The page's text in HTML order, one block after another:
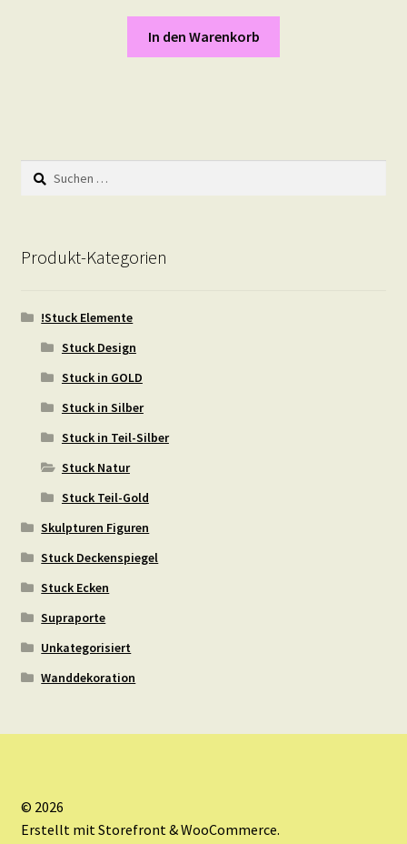
In den Warenkorb
Suchen
nach:
Produkt-Kategorien
!Stuck Elemente
Stuck Design
Stuck in GOLD
Stuck in Silber
Stuck in Teil-Silber
Stuck Natur
Stuck Teil-Gold
Skulpturen Figuren
Stuck Deckenspiegel
Stuck Ecken
Supraporte
Unkategorisiert
Wanddekoration
© 2026
Erstellt mit Storefront & WooCommerce.